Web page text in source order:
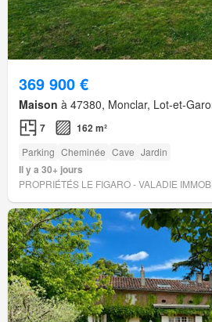
369 900 €
Maison à 47380, Monclar, Lot-et-
7 162 m²
Parking Cheminée Cave Jardin
Il y a 30+ jours
PROPRIÉTÉS LE FIGARO - VALADIE